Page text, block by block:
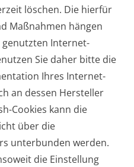
löschen. Die hierfür
Maßnahmen hängen
Internet-
Sie daher bitte die
Ihres Internet-
an dessen Hersteller
Cookies kann die
über die
unterbunden werden.
die Einstellung